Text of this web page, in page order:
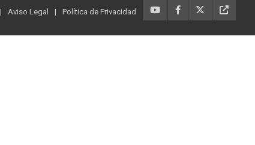
Aviso Legal Política de Privacidad